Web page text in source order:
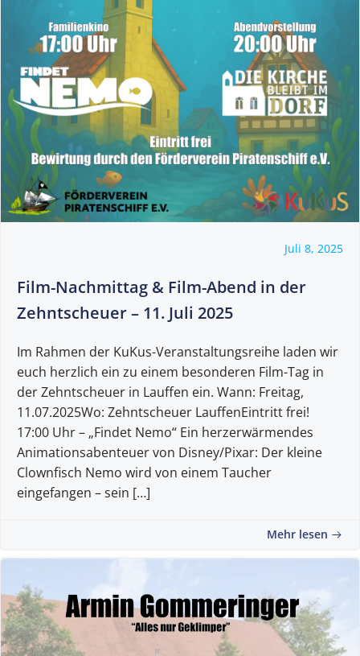
Juli 8, 2025
Film-Nachmittag & Film-Abend in der
Zehntscheuer – 11. Juli 2025
Im Rahmen der KuKus-Veranstaltungsreihe laden wir
euch herzlich ein zu einem besonderen Film-Tag in
der Zehntscheuer in Lauffen ein. Wann: Freitag,
11.07.2025Wo: Zehntscheuer LauffenEintritt frei!
17:00 Uhr – „Findet Nemo“ Ein herzerwärmendes
Animationsabenteuer von Disney/Pixar: Der kleine
Clownfisch Nemo wird von einem Taucher
eingefangen – sein […]
Mehr lesen